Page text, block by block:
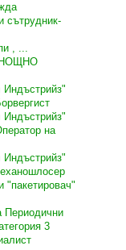
сътрудник-
, ...
на
"пакетировач"
Периодични
3